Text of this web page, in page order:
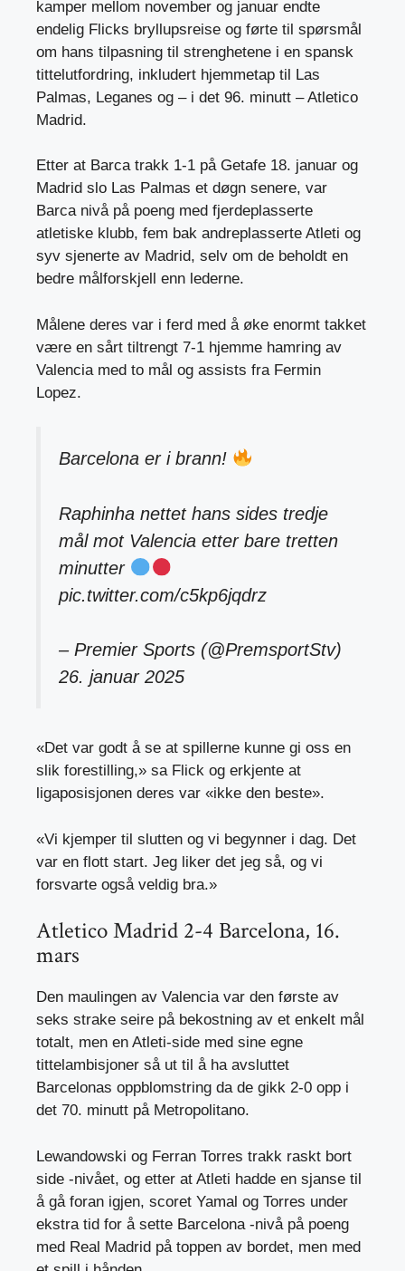
kamper mellom november og januar endte
endelig Flicks bryllupsreise og førte til spørsmål
om hans tilpasning til strenghetene i en spansk
tittelutfordring, inkludert hjemmetap til Las
Palmas, Leganes og – i det 96. minutt – Atletico
Madrid.
Etter at Barca trakk 1-1 på Getafe 18. januar og
Madrid slo Las Palmas et døgn senere, var
Barca nivå på poeng med fjerdeplasserte
atletiske klubb, fem bak andreplasserte Atleti og
syv sjenerte av Madrid, selv om de beholdt en
bedre målforskjell enn lederne.
Målene deres var i ferd med å øke enormt takket
være en sårt tiltrengt 7-1 hjemme hamring av
Valencia med to mål og assists fra Fermin
Lopez.
Barcelona er i brann!
Raphinha nettet hans sides tredje
mål mot Valencia etter bare tretten
minutter
pic.twitter.com/c5kp6jqdrz
– Premier Sports (@PremsportStv)
26. januar 2025
«Det var godt å se at spillerne kunne gi oss en
slik forestilling,» sa Flick og erkjente at
ligaposisjonen deres var «ikke den beste».
«Vi kjemper til slutten og vi begynner i dag. Det
var en flott start. Jeg liker det jeg så, og vi
forsvarte også veldig bra.»
Atletico Madrid 2-4 Barcelona, ​​16.
mars
Den maulingen av Valencia var den første av
seks strake seire på bekostning av et enkelt mål
totalt, men en Atleti-side med sine egne
tittelambisjoner så ut til å ha avsluttet
Barcelonas oppblomstring da de gikk 2-0 opp i
det 70. minutt på Metropolitano.
Lewandowski og Ferran Torres trakk raskt bort
side -nivået, og etter at Atleti hadde en sjanse til
å gå foran igjen, scoret Yamal og Torres under
ekstra tid for å sette Barcelona -nivå på poeng
med Real Madrid på toppen av bordet, men med